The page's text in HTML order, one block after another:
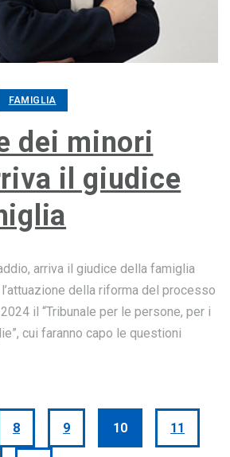
FAMIGLIA
dei minori
il giudice
arriva il giudice della famiglia
della riforma del processo
il “Tribunale per le persone, per i
cui faranno capo le questioni
8 9 10 11